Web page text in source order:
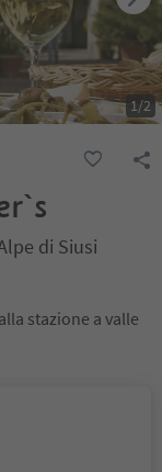
1/2
di Siusi
stazione a valle